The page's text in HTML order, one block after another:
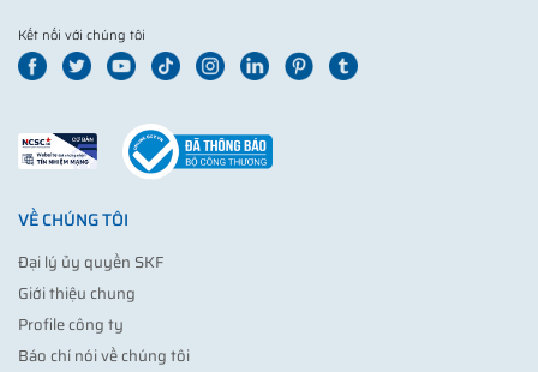
Kết nối với chúng tôi
VỀ CHÚNG TÔI
Đại lý ủy quyền SKF
Giới thiệu chung
Profile công ty
Báo chí nói về chúng tôi